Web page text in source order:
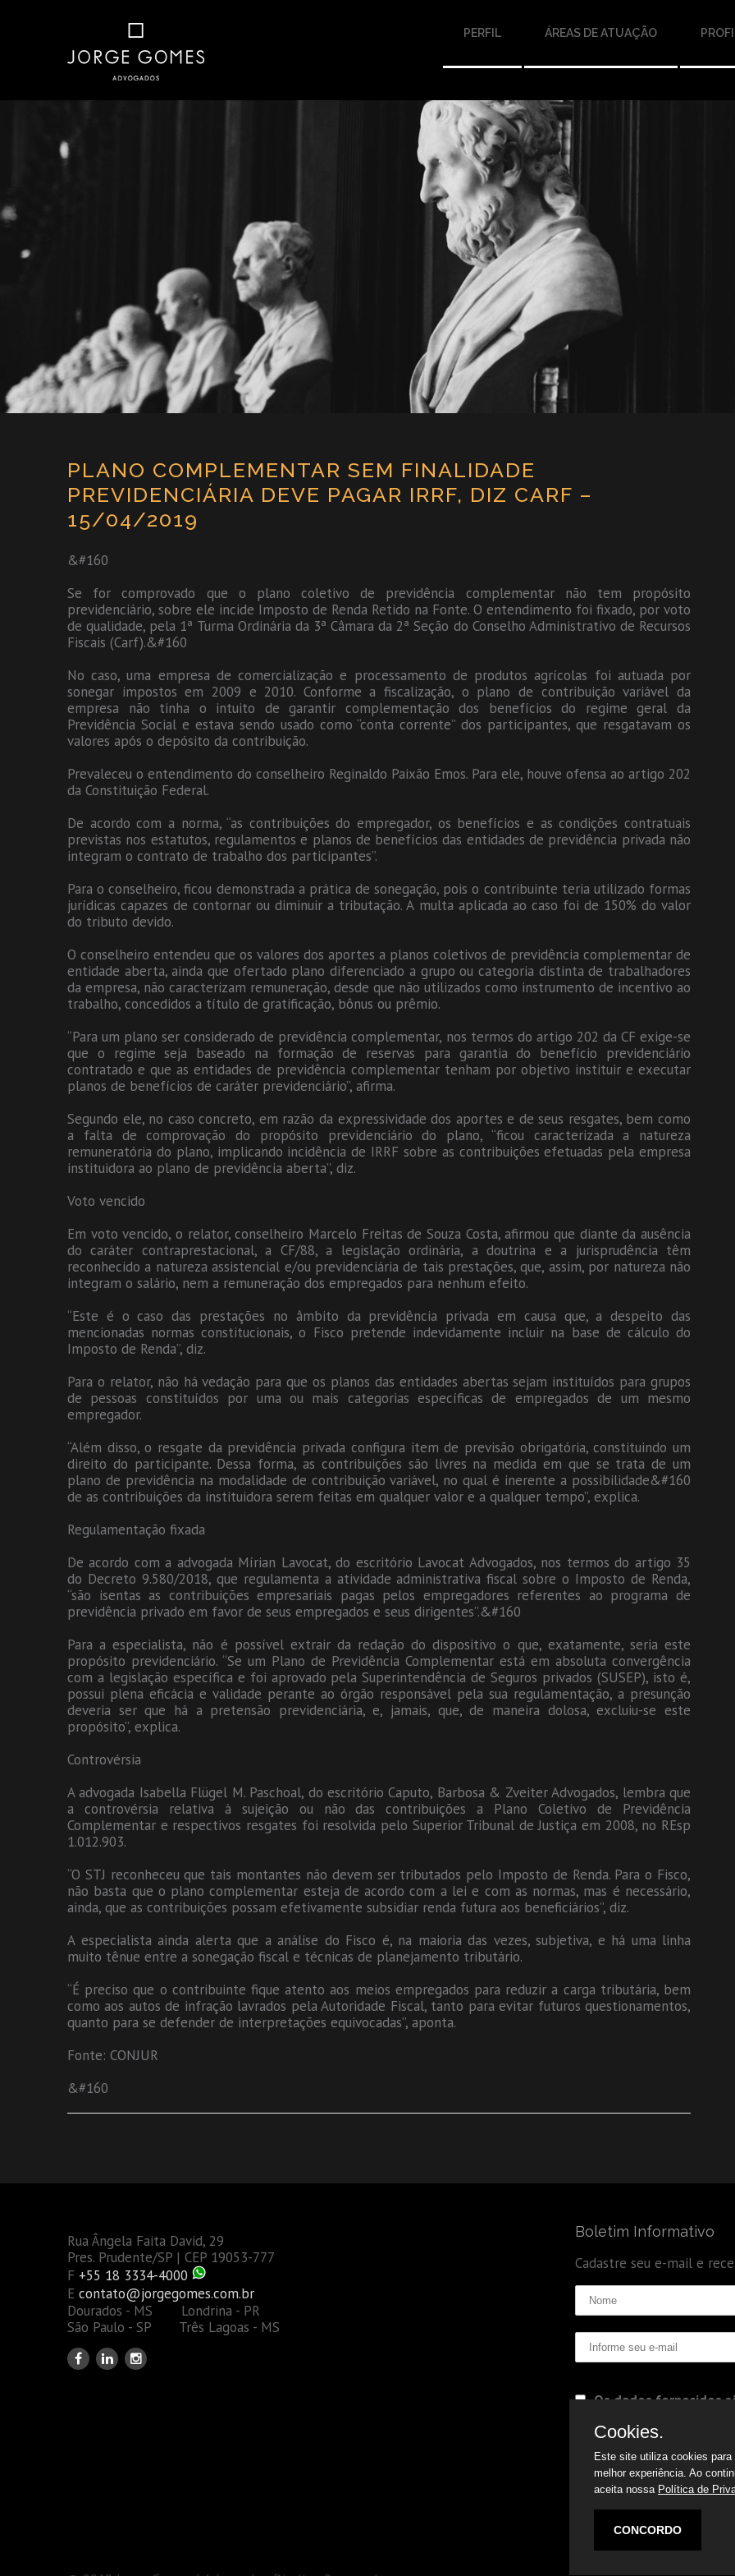
PERFIL ÁREAS DE ATUAÇÃO
PLANO COMPLEMENTAR SEM FINALIDADE
PREVIDENCIÁRIA DEVE PAGAR IRRF, DIZ CARF –
15/04/2019
&#160
Se for comprovado que o plano coletivo de previdência complementar não tem propósito
previdenciário, sobre ele incide Imposto de Renda Retido na Fonte. O entendimento foi fixado, por voto
de qualidade, pela 1ª Turma Ordinária da 3ª Câmara da 2ª Seção do Conselho Administrativo de Recursos
Fiscais (Carf).&#160
No caso, uma empresa de comercialização e processamento de produtos agrícolas foi autuada por
sonegar impostos em 2009 e 2010. Conforme a fiscalização, o plano de contribuição variável da
empresa não tinha o intuito de garantir complementação dos benefícios do regime geral da
Previdência Social e estava sendo usado como “conta corrente” dos participantes, que resgatavam os
valores após o depósito da contribuição.
Prevaleceu o entendimento do conselheiro Reginaldo Paixão Emos. Para ele, houve ofensa ao artigo 202
da Constituição Federal.
De acordo com a norma, “as contribuições do empregador, os benefícios e as condições contratuais
previstas nos estatutos, regulamentos e planos de benefícios das entidades de previdência privada não
integram o contrato de trabalho dos participantes”.
Para o conselheiro, ficou demonstrada a prática de sonegação, pois o contribuinte teria utilizado formas
jurídicas capazes de contornar ou diminuir a tributação. A multa aplicada ao caso foi de 150% do valor
do tributo devido.
O conselheiro entendeu que os valores dos aportes a planos coletivos de previdência complementar de
entidade aberta, ainda que ofertado plano diferenciado a grupo ou categoria distinta de trabalhadores
da empresa, não caracterizam remuneração, desde que não utilizados como instrumento de incentivo ao
trabalho, concedidos a título de gratificação, bônus ou prêmio.
“Para um plano ser considerado de previdência complementar, nos termos do artigo 202 da CF exige-se
que o regime seja baseado na formação de reservas para garantia do benefício previdenciário
contratado e que as entidades de previdência complementar tenham por objetivo instituir e executar
planos de benefícios de caráter previdenciário”, afirma.
Segundo ele, no caso concreto, em razão da expressividade dos aportes e de seus resgates, bem como
a falta de comprovação do propósito previdenciário do plano, “ficou caracterizada a natureza
remuneratória do plano, implicando incidência de IRRF sobre as contribuições efetuadas pela empresa
instituidora ao plano de previdência aberta”, diz.
Voto vencido
Em voto vencido, o relator, conselheiro Marcelo Freitas de Souza Costa, afirmou que diante da ausência
do caráter contraprestacional, a CF/88, a legislação ordinária, a doutrina e a jurisprudência têm
reconhecido a natureza assistencial e/ou previdenciária de tais prestações, que, assim, por natureza não
integram o salário, nem a remuneração dos empregados para nenhum efeito.
“Este é o caso das prestações no âmbito da previdência privada em causa que, a despeito das
mencionadas normas constitucionais, o Fisco pretende indevidamente incluir na base de cálculo do
Imposto de Renda”, diz.
Para o relator, não há vedação para que os planos das entidades abertas sejam instituídos para grupos
de pessoas constituídos por uma ou mais categorias específicas de empregados de um mesmo
empregador.
“Além disso, o resgate da previdência privada configura item de previsão obrigatória, constituindo um
direito do participante. Dessa forma, as contribuições são livres na medida em que se trata de um
plano de previdência na modalidade de contribuição variável, no qual é inerente a possibilidade&#160
de as contribuições da instituidora serem feitas em qualquer valor e a qualquer tempo”, explica.
Regulamentação fixada
De acordo com a advogada Mírian Lavocat, do escritório Lavocat Advogados, nos termos do artigo 35
do Decreto 9.580/2018, que regulamenta a atividade administrativa fiscal sobre o Imposto de Renda,
“são isentas as contribuições empresariais pagas pelos empregadores referentes ao programa de
previdência privado em favor de seus empregados e seus dirigentes”.&#160
Para a especialista, não é possível extrair da redação do dispositivo o que, exatamente, seria este
propósito previdenciário. “Se um Plano de Previdência Complementar está em absoluta convergência
com a legislação específica e foi aprovado pela Superintendência de Seguros privados (SUSEP), isto é,
possui plena eficácia e validade perante ao órgão responsável pela sua regulamentação, a presunção
deveria ser que há a pretensão previdenciária, e, jamais, que, de maneira dolosa, excluiu-se este
propósito”, explica.
Controvérsia
A advogada Isabella Flügel M. Paschoal, do escritório Caputo, Barbosa & Zveiter Advogados, lembra que
a controvérsia relativa à sujeição ou não das contribuições a Plano Coletivo de Previdência
Complementar e respectivos resgates foi resolvida pelo Superior Tribunal de Justiça em 2008, no REsp
1.012.903.
“O STJ reconheceu que tais montantes não devem ser tributados pelo Imposto de Renda. Para o Fisco,
não basta que o plano complementar esteja de acordo com a lei e com as normas, mas é necessário,
ainda, que as contribuições possam efetivamente subsidiar renda futura aos beneficiários”, diz.
A especialista ainda alerta que a análise do Fisco é, na maioria das vezes, subjetiva, e há uma linha
muito tênue entre a sonegação fiscal e técnicas de planejamento tributário.
“É preciso que o contribuinte fique atento aos meios empregados para reduzir a carga tributária, bem
como aos autos de infração lavrados pela Autoridade Fiscal, tanto para evitar futuros questionamentos,
quanto para se defender de interpretações equivocadas”, aponta.
Fonte: CONJUR
&#160
Rua Ângela Faita David, 29
Pres. Prudente/SP | CEP 19053-777
F +55 18 3334-4000
E contato@jorgegomes.com.br
Dourados - MS Londrina - PR
São Paulo - SP Três Lagoas - MS
Boletim Informativo
Cadastre seu e-mail e
Os dados fornecidos
Cookies.
Este site utiliza cookies para
melhor experiência. Ao
aceita nossa Política de
CONCORDO